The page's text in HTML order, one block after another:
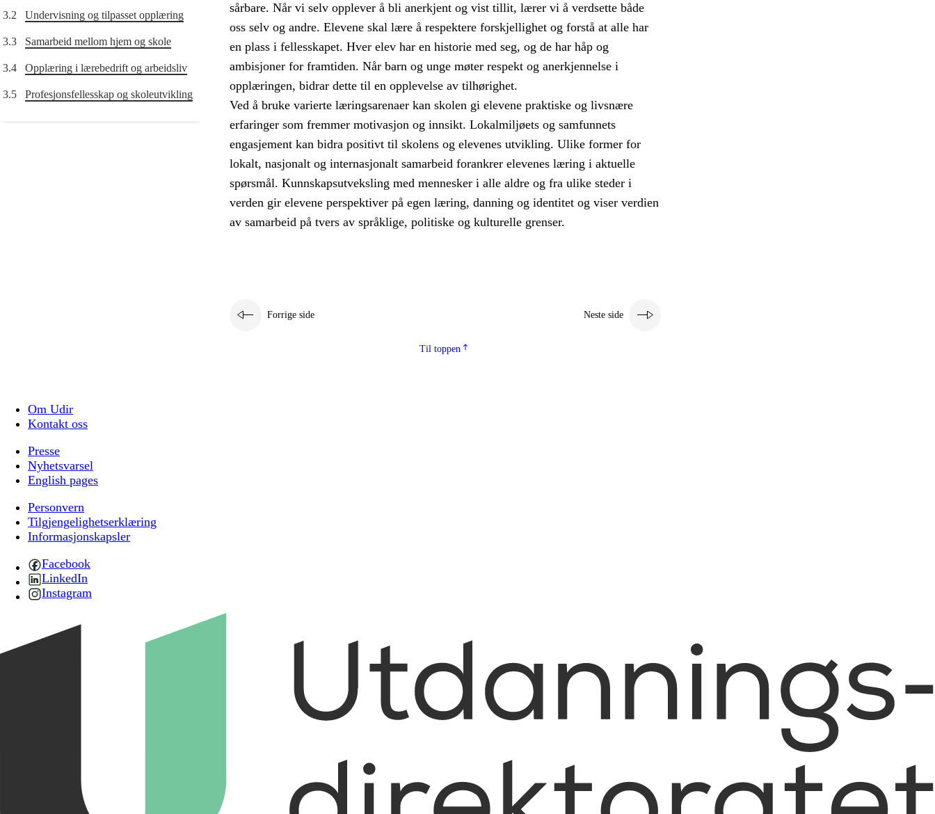
3.2 Undervisning og tilpasset opplæring
3.3 Samarbeid mellom hjem og skole
3.4 Opplæring i lærebedrift og arbeidsliv
3.5 Profesjonsfellesskap og skoleutvikling
sårbare. Når vi selv opplever å bli anerkjent og vist tillit, lærer vi å verdsette både
oss selv og andre. Elevene skal lære å respektere forskjellighet og forstå at alle har
en plass i fellesskapet. Hver elev har en historie med seg, og de har håp og
ambisjoner for framtiden. Når barn og unge møter respekt og anerkjennelse i
opplæringen, bidrar dette til en opplevelse av tilhørighet.
Ved å bruke varierte læringsarenaer kan skolen gi elevene praktiske og livsnære
erfaringer som fremmer motivasjon og innsikt. Lokalmiljøets og samfunnets
engasjement kan bidra positivt til skolens og elevenes utvikling. Ulike former for
lokalt, nasjonalt og internasjonalt samarbeid forankrer elevenes læring i aktuelle
spørsmål. Kunnskapsutveksling med mennesker i alle aldre og fra ulike steder i
verden gir elevene perspektiver på egen læring, danning og identitet og viser verdien
av samarbeid på tvers av språklige, politiske og kulturelle grenser.
Forrige side Neste side
Til toppen
Om Udir
Kontakt oss
Presse
Nyhetsvarsel
English pages
Personvern
Tilgjengelighetserklæring
Informasjonskapsler
Facebook
LinkedIn
Instagram